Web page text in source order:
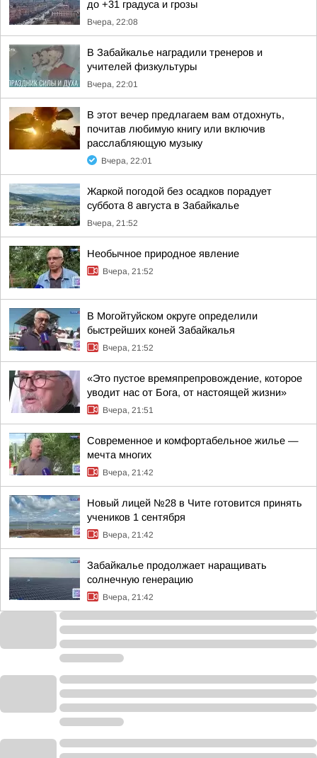
до +31 градуса и грозы
Вчера, 22:08
В Забайкалье наградили тренеров и
учителей физкультуры
Вчера, 22:01
В этот вечер предлагаем вам отдохнуть,
почитав любимую книгу или включив
расслабляющую музыку
Вчера, 22:01
Жаркой погодой без осадков порадует
суббота 8 августа в Забайкалье
Вчера, 21:52
Необычное природное явление
Вчера, 21:52
В Могойтуйском округе определили
быстрейших коней Забайкалья
Вчера, 21:52
«Это пустое времяпрепровождение, которое
уводит нас от Бога, от настоящей жизни»
Вчера, 21:51
Современное и комфортабельное жилье —
мечта многих
Вчера, 21:42
Новый лицей №28 в Чите готовится принять
учеников 1 сентября
Вчера, 21:42
Забайкалье продолжает наращивать
солнечную генерацию
Вчера, 21:42